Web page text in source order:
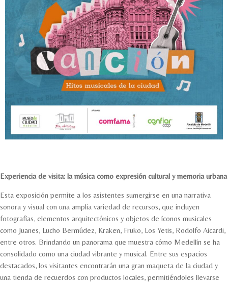
Experiencia de visita: la música como expresión cultural y memoria urbana
Esta exposición permite a los asistentes sumergirse en una narrativa
sonora y visual con una amplia variedad de recursos, que incluyen
fotografías, elementos arquitectónicos y objetos de íconos musicales
como Juanes, Lucho Bermúdez, Kraken, Fruko, Los Yetis, Rodolfo Aicardi,
entre otros. Brindando un panorama que muestra cómo Medellín se ha
consolidado como una ciudad vibrante y musical. Entre sus espacios
destacados, los visitantes encontrarán una gran maqueta de la ciudad y
una tienda de recuerdos con productos locales, permitiéndoles llevarse